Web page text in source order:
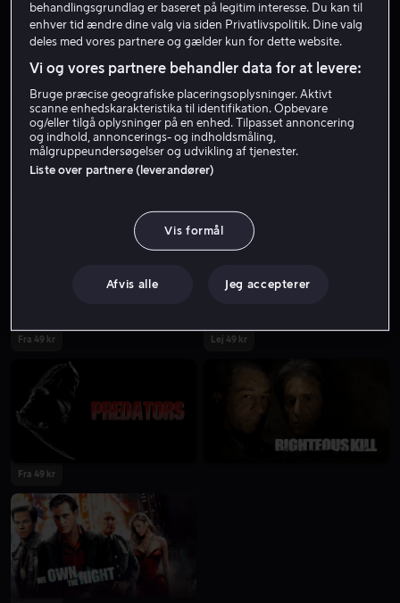
Skuespiller
Fra 49 kr Lej 49 kr
Fra 49 kr
behandlingsgrundlag er baseret på legitim interesse. Du kan til
enhver tid ændre dine valg via siden Privatlivspolitik. Dine valg
deles med vores partnere og gælder kun for dette website.
Vi og vores partnere behandler data for at levere:
Bruge præcise geografiske placeringsoplysninger. Aktivt
scanne enhedskarakteristika til identifikation. Opbevare
og/eller tilgå oplysninger på en enhed. Tilpasset annoncering
og indhold, annoncerings- og indholdsmåling,
målgruppeundersøgelser og udvikling af tjenester.
Liste over partnere (leverandører)
Vis formål
Afvis alle Jeg accepterer